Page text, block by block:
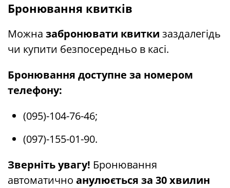
Бронювання квитків
Можна забронювати квитки заздалегідь
чи купити безпосередньо в касі.
Бронювання доступне за номером
телефону:
(095)-104-76-46;
(097)-155-01-90.
Зверніть увагу! Бронювання
автоматично анулюється за 30 хвилин